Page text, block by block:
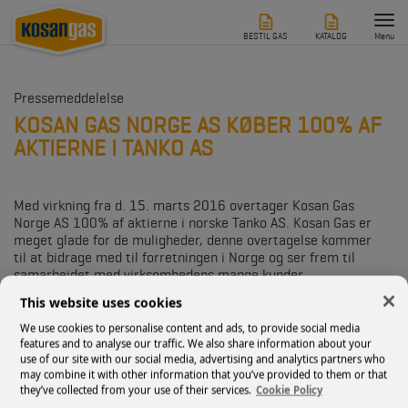
Menu
KATALOG
BESTIL GAS
Pressemeddelelse
KOSAN GAS NORGE AS KØBER 100% AF
AKTIERNE I TANKO AS
Med virkning fra d. 15. marts 2016 overtager Kosan Gas
Norge AS 100% af aktierne i norske Tanko AS. Kosan Gas er
meget glade for de muligheder, denne overtagelse kommer
til at bidrage med til forretningen i Norge og ser frem til
samarbejdet med virksomhedens mange kunder.
”Norge er for Kosan Gas et spændende marked at operere i.
Det er et marked, som bevæger sig hastigt fra at være ’olie-
land’ til også at have fokus på andre mere bæredygtige
energikilder. Og her kan LPG være med til bygge bro til
fremtidens energiformer,” siger Per Offersen, CEO Kosan Gas
a/s.
This website uses cookies
We use cookies to personalise content and ads, to provide social media
features and to analyse our traffic. We also share information about your
use of our site with our social media, advertising and analytics partners who
may combine it with other information that you’ve provided to them or that
they’ve collected from your use of their services. Cookie Policy